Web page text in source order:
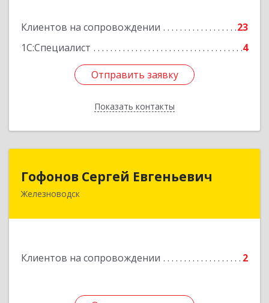
Клиентов на сопровождении
23
1С:Специалист
4
Отправить заявку
Показать контакты
Отправить заявку
Назад
Гофонов Сергей Евгеньевич
Железноводск
Клиентов на сопровождении 2
Гофонов Сергей Евгеньевич